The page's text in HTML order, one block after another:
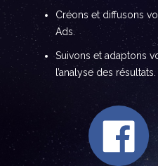
Créons et diffusons
Ads.
Suivons et adaptons
l’analyse des résultats.